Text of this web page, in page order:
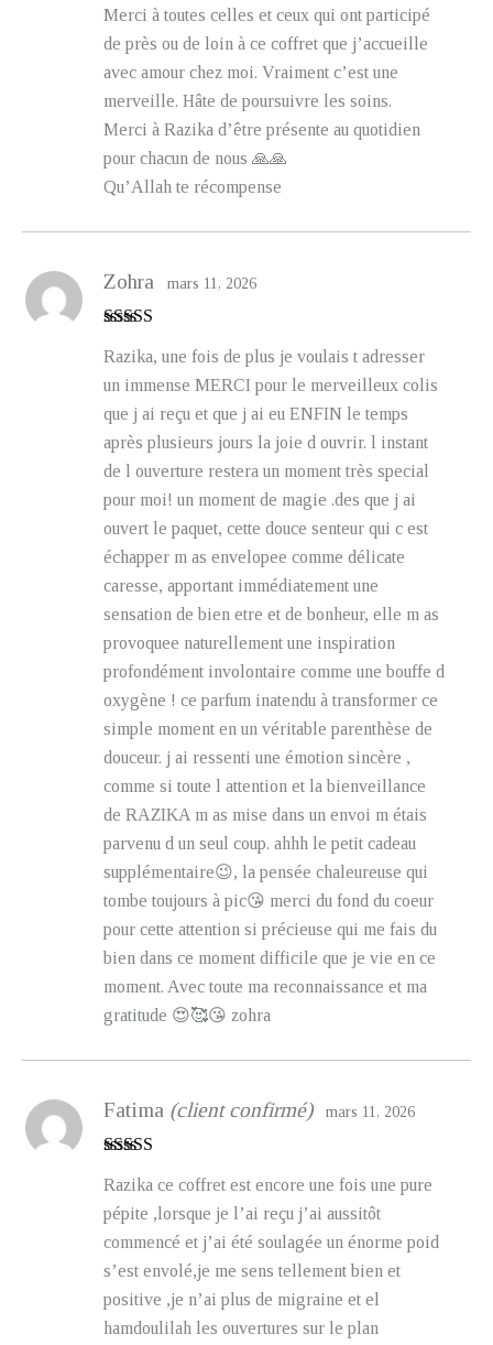
Merci à toutes celles et ceux qui ont participé
de près ou de loin à ce coffret que j’accueille
avec amour chez moi. Vraiment c’est une
merveille. Hâte de poursuivre les soins.
Merci à Razika d’être présente au quotidien
pour chacun de nous 🙏🙏
Qu’Allah te récompense
Zohra mars 11, 2026
Razika, une fois de plus je voulais t adresser
un immense MERCI pour le merveilleux colis
que j ai reçu et que j ai eu ENFIN le temps
après plusieurs jours la joie d ouvrir. l instant
de l ouverture restera un moment très special
pour moi! un moment de magie .des que j ai
ouvert le paquet, cette douce senteur qui c est
échapper m as envelopee comme délicate
caresse, apportant immédiatement une
sensation de bien etre et de bonheur, elle m as
provoquee naturellement une inspiration
profondément involontaire comme une bouffe d
oxygène ! ce parfum inatendu à transformer ce
simple moment en un véritable parenthèse de
douceur. j ai ressenti une émotion sincère ,
comme si toute l attention et la bienveillance
de RAZIKA m as mise dans un envoi m étais
parvenu d un seul coup. ahhh le petit cadeau
supplémentaire😉, la pensée chaleureuse qui
tombe toujours à pic😘 merci du fond du coeur
pour cette attention si précieuse qui me fais du
bien dans ce moment difficile que je vie en ce
moment. Avec toute ma reconnaissance et ma
gratitude 😍🥰😘 zohra
Fatima (client confirmé) mars 11, 2026
Razika ce coffret est encore une fois une pure
pépite ,lorsque je l’ai reçu j’ai aussitôt
commencé et j’ai été soulagée un énorme poid
s’est envolé,je me sens tellement bien et
positive ,je n’ai plus de migraine et el
hamdoulilah les ouvertures sur le plan